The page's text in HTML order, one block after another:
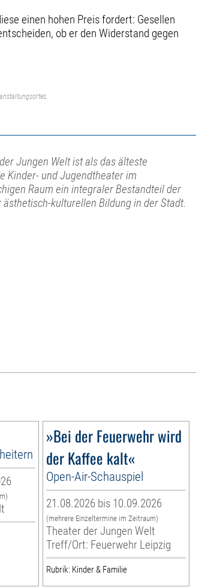
einen hohen Preis fordert: Gesellen
ob er den Widerstand gegen
Jungen Welt ist als das älteste
Kinder- und Jugendtheater im
Raum ein integraler Bestandteil der
ästhetisch-kulturellen Bildung in der Stadt.
»Bei der Feuerwehr wird
der Kaffee kalt«
Open-Air-Schauspiel
21.08.2026 bis 10.09.2026
(mehrere Einzeltermine im Zeitraum)
Theater der Jungen Welt
Treff/Ort: Feuerwehr Leipzig
Rubrik: Kinder & Familie